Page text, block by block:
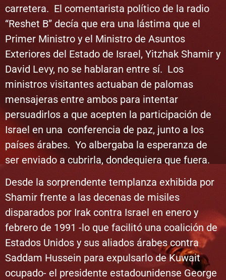
carretera. El comentarista político de la radio
“Reshet B” decía que era una lástima que el
Primer Ministro y el Ministro de Asuntos
Exteriores del Estado de Israel, Yitzhak Shamir y
David Levy, no se hablaran entre sí. Los
ministros visitantes actuaban de palomas
mensajeras entre ambos para intentar
persuadirlos a que acepten la participación de
Israel en una conferencia de paz, junto a los
países árabes. Yo albergaba la esperanza de
ser enviado a cubrirla, dondequiera que fuera.
Desde la sorprendente templanza exhibida por
Shamir frente a las decenas de misiles
disparados por Irak contra Israel en enero y
febrero de 1991 -lo que facilitó una coalición de
Estados Unidos y sus aliados árabes contra
Saddam Hussein para expulsarlo de Kuwait
ocupado- el presidente estadounidense George